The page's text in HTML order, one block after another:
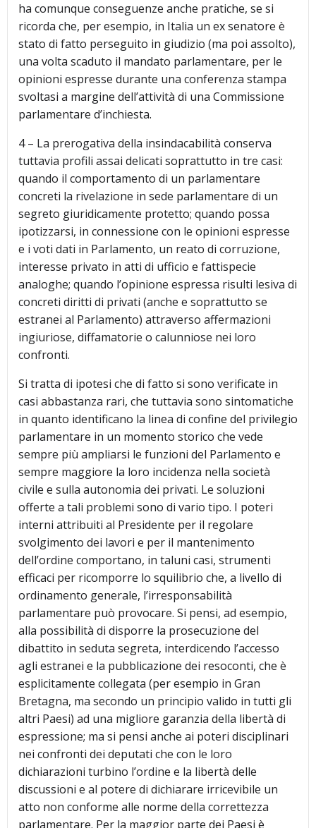
ha comunque conseguenze anche pratiche, se si
ricorda che, per esempio, in Italia un ex senatore è
stato di fatto perseguito in giudizio (ma poi assolto),
una volta scaduto il mandato parlamentare, per le
opinioni espresse durante una conferenza stampa
svoltasi a margine dell’attività di una Commissione
parlamentare d’inchiesta.
4 – La prerogativa della insindacabilità conserva
tuttavia profili assai delicati soprattutto in tre casi:
quando il comportamento di un parlamentare
concreti la rivelazione in sede parlamentare di un
segreto giuridicamente protetto; quando possa
ipotizzarsi, in connessione con le opinioni espresse
e i voti dati in Parlamento, un reato di corruzione,
interesse privato in atti di ufficio e fattispecie
analoghe; quando l’opinione espressa risulti lesiva di
concreti diritti di privati (anche e soprattutto se
estranei al Parlamento) attraverso affermazioni
ingiuriose, diffamatorie o calunniose nei loro
confronti.
Si tratta di ipotesi che di fatto si sono verificate in
casi abbastanza rari, che tuttavia sono sintomatiche
in quanto identificano la linea di confine del privilegio
parlamentare in un momento storico che vede
sempre più ampliarsi le funzioni del Parlamento e
sempre maggiore la loro incidenza nella società
civile e sulla autonomia dei privati. Le soluzioni
offerte a tali problemi sono di vario tipo. I poteri
interni attribuiti al Presidente per il regolare
svolgimento dei lavori e per il mantenimento
dell’ordine comportano, in taluni casi, strumenti
efficaci per ricomporre lo squilibrio che, a livello di
ordinamento generale, l’irresponsabilità
parlamentare può provocare. Si pensi, ad esempio,
alla possibilità di disporre la prosecuzione del
dibattito in seduta segreta, interdicendo l’accesso
agli estranei e la pubblicazione dei resoconti, che è
esplicitamente collegata (per esempio in Gran
Bretagna, ma secondo un principio valido in tutti gli
altri Paesi) ad una migliore garanzia della libertà di
espressione; ma si pensi anche ai poteri disciplinari
nei confronti dei deputati che con le loro
dichiarazioni turbino l’ordine e la libertà delle
discussioni e al potere di dichiarare irricevibile un
atto non conforme alle norme della correttezza
parlamentare. Per la maggior parte dei Paesi è